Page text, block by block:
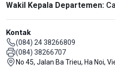
Wakil Kepala Departemen:
Kontak
(084) 24 38266809
(084) 38266707
No 45, Jalan Ba Trieu, Ha Noi,